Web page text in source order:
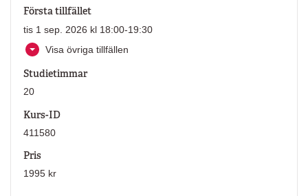
Första tillfället
tis 1 sep. 2026 kl 18:00-19:30
Visa övriga tillfällen
Studietimmar
20
Kurs-ID
411580
Pris
1995 kr